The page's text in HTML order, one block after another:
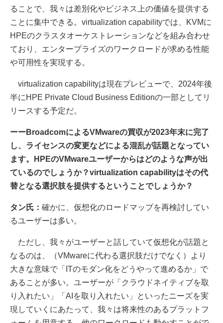
ることで、我々は差別化やビジネス上の価値を提供する
ことに集中できる。virtualization capabilityでは、KVMに
HPEのクラスタオーケストレーションなどを組み合わせ
ており、エンタープライズのワークロードが求める性能
や可用性を実現する。
virtualization capabilityは現在プレビューで、2024年後
半にHPE Private Cloud Business Editionの一部としてリ
リースする予定だ。
ーーBroadcomによるVMwareの買収が2023年末に完了
し、ライセンスの変更などによる混乱が話題となってい
ます。HPEのVMwareユーザーからはどのような声が出
ているのでしょうか？virtualization capabilityはその代
替となる選択肢を提供するということでしょうか？
タン氏： 確かに、仮想化のロードマップを再検討してい
るユーザーは多い。
ただし、我々がユーザーと話していて仮想化が話題と
なるのは、（VMwareに代わる選択肢だけでなく）より
大きな意味で「ITのモダン化をどうやって進めるか」で
あることが多い。ユーザーが「クラウドネイティブを取
り入れたい」「AIを取り入れたい」といったニーズを実
現していくにあたって、我々は将来性のあるプラットフ